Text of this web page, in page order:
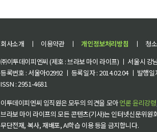
회사소개 ㅣ 이용약관 ㅣ 개인정보처리방침 ㅣ 청
㈜이투데이피엔씨 (제호 : 브라보 마이 라이프) ㅣ 서울시
등록번호 : 서울아02992 ㅣ 등록일자 : 2014.02.04 ㅣ 발행
ISSN : 2951-4681
이투데이피엔씨 임직원은 모두의 의견을 모아언론 윤리강령
브라보 마이 라이프의 모든 콘텐츠(기사)는 인터넷신문위
무단전재, 복사, 재배포, AI학습 이용 등을 금지합니다.